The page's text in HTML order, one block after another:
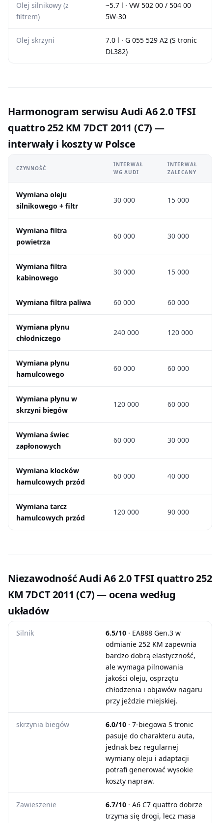
Olej silnikowy (z
filtrem)
~5.7 l · VW 502 00 / 504 00
5W-30
Olej skrzyni
7.0 l · G 055 529 A2 (S tronic
DL382)
Harmonogram serwisu Audi A6 2.0 TFSI
quattro 252 KM 7DCT 2011 (C7) —
interwały i koszty w Polsce
CZYNNOŚĆ
INTERWAŁ
WG AUDI
INTERWAŁ
ZALECANY
Wymiana oleju
silnikowego + filtr
30 000 15 000
Wymiana filtra
powietrza
60 000 30 000
Wymiana filtra
kabinowego
30 000 15 000
Wymiana filtra paliwa 60 000 60 000
Wymiana płynu
chłodniczego
240 000 120 000
Wymiana płynu
hamulcowego
60 000 60 000
Wymiana płynu w
skrzyni biegów
120 000 60 000
Wymiana świec
zapłonowych
60 000 30 000
Wymiana klocków
hamulcowych przód
60 000 40 000
Wymiana tarcz
hamulcowych przód
120 000 90 000
Niezawodność Audi A6 2.0 TFSI quattro 252
KM 7DCT 2011 (C7) — ocena według
układów
Silnik 6.5/10 · EA888 Gen.3 w
odmianie 252 KM zapewnia
bardzo dobrą elastyczność,
ale wymaga pilnowania
jakości oleju, osprzętu
chłodzenia i objawów nagaru
przy jeździe miejskiej.
skrzynia biegów 6.0/10 · 7-biegowa S tronic
pasuje do charakteru auta,
jednak bez regularnej
wymiany oleju i adaptacji
potrafi generować wysokie
koszty napraw.
Zawieszenie 6.7/10 · A6 C7 quattro dobrze
trzyma się drogi, lecz masa